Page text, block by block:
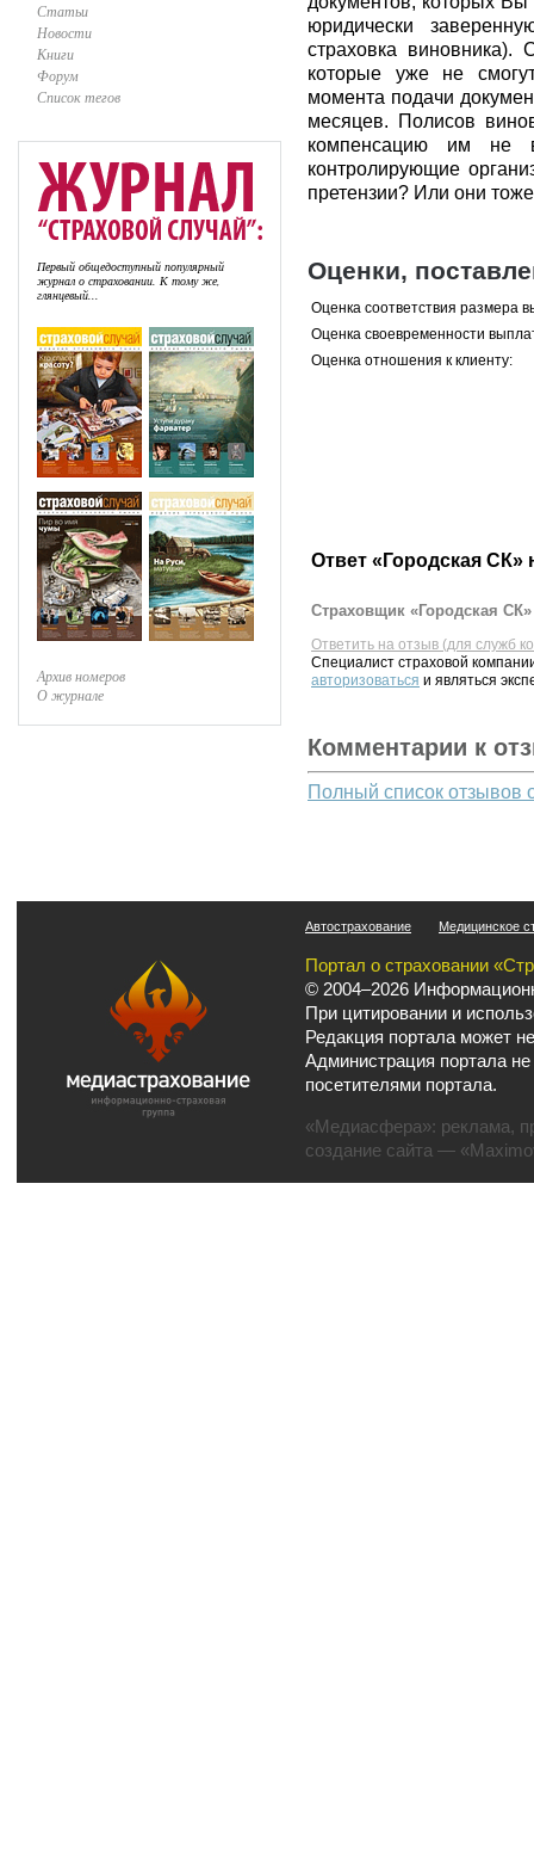
Статьи
Новости
Книги
Форум
Список тегов
Первый общедоступный популярный
журнал о страховании. К тому же,
глянцевый...
Архив номеров
О журнале
юридически
страховка виновника).
которые уже не
момента подачи
месяцев. Полисов
компенсацию им не
контролирующие
претензии? Или они
Оценки,
Оценка соответствия размера
Оценка своевременности
Оценка отношения к клиенту:
Ответ «Городская СК»
Страховщик «Городская
Ответить на отзыв (для служб
Специалист страховой
авторизоваться и являться
Комментарии к
Полный список отзывов
Автострахование Медицинское
Портал о страховании
© 2004–2026
При цитировании и
Редакция портала может
Администрация портала
посетителями портала.
«Медиасфера»: реклама,
создание сайта —